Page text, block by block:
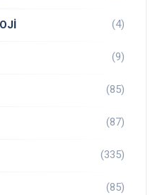
(4)
(9)
(85)
(87)
(335)
(85)